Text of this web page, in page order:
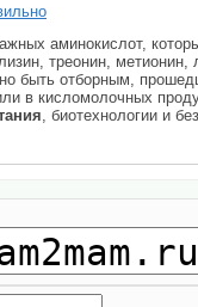
аминокислот,
треонин,
быть отборным,
в кисломолочных
, биотехнологии и